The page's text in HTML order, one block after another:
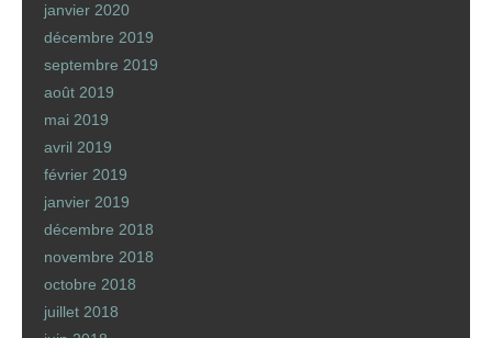
janvier 2020
décembre 2019
septembre 2019
août 2019
mai 2019
avril 2019
février 2019
janvier 2019
décembre 2018
novembre 2018
octobre 2018
juillet 2018